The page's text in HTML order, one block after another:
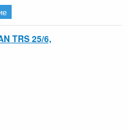
TRS 25/6,